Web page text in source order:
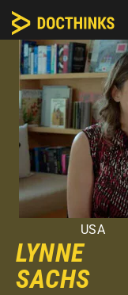
LYNNE
SACHS
USA